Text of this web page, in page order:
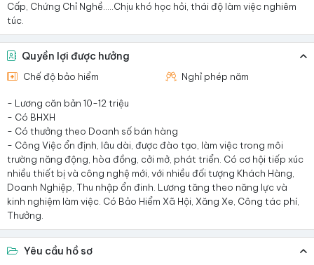
Cấp, Chứng Chỉ Nghề…..Chịu khó học hỏi, thái độ làm việc nghiêm
túc.
Quyền lợi được hưởng
Chế độ bảo hiểm Nghỉ phép năm
- Lương căn bản 10-12 triệu
- Có BHXH
- Có thưởng theo Doanh số bán hàng
- Công Việc ổn định, lâu dài, được đào tạo, làm việc trong môi
trường năng động, hòa đồng, cởi mở, phát triển. Có cơ hội tiếp xúc
nhiều thiết bị và công nghệ mới, với nhiều đối tượng Khách Hàng,
Doanh Nghiệp, Thu nhập ổn đinh. Lương tăng theo năng lực và
kinh nghiệm làm việc. Có Bảo Hiểm Xã Hội, Xăng Xe, Công tác phí,
Thưởng.
Yêu cầu hồ sơ